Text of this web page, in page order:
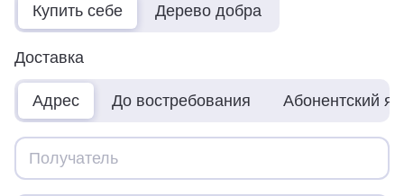
Купить себе Дерево добра
Доставка
Адрес До востребования Абонентский